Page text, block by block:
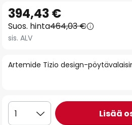
to
the
beginning
the
Artemide Tizio design-
394,43 €
Suos. hinta464,03 €
sis. ALV
1 Lisää